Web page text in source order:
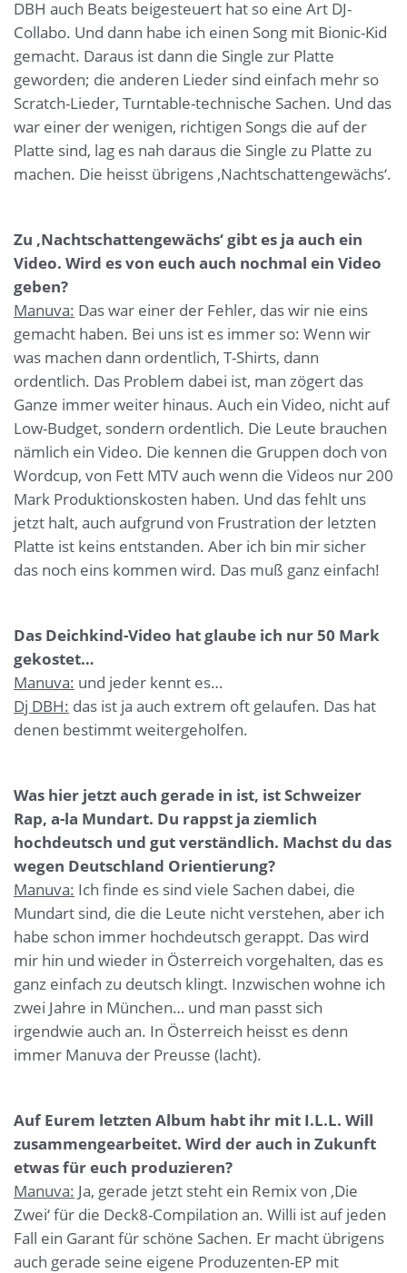
DBH auch Beats beigesteuert hat so eine Art DJ-
Collabo. Und dann habe ich einen Song mit Bionic-Kid
gemacht. Daraus ist dann die Single zur Platte
geworden; die anderen Lieder sind einfach mehr so
Scratch-Lieder, Turntable-technische Sachen. Und das
war einer der wenigen, richtigen Songs die auf der
Platte sind, lag es nah daraus die Single zu Platte zu
machen. Die heisst übrigens ‚Nachtschattengewächs‘.
Zu ‚Nachtschattengewächs‘ gibt es ja auch ein
Video. Wird es von euch auch nochmal ein Video
geben?
Manuva: Das war einer der Fehler, das wir nie eins
gemacht haben. Bei uns ist es immer so: Wenn wir
was machen dann ordentlich, T-Shirts, dann
ordentlich. Das Problem dabei ist, man zögert das
Ganze immer weiter hinaus. Auch ein Video, nicht auf
Low-Budget, sondern ordentlich. Die Leute brauchen
nämlich ein Video. Die kennen die Gruppen doch von
Wordcup, von Fett MTV auch wenn die Videos nur 200
Mark Produktionskosten haben. Und das fehlt uns
jetzt halt, auch aufgrund von Frustration der letzten
Platte ist keins entstanden. Aber ich bin mir sicher
das noch eins kommen wird. Das muß ganz einfach!
Das Deichkind-Video hat glaube ich nur 50 Mark
gekostet…
Manuva: und jeder kennt es…
Dj DBH: das ist ja auch extrem oft gelaufen. Das hat
denen bestimmt weitergeholfen.
Was hier jetzt auch gerade in ist, ist Schweizer
Rap, a-la Mundart. Du rappst ja ziemlich
hochdeutsch und gut verständlich. Machst du das
wegen Deutschland Orientierung?
Manuva: Ich finde es sind viele Sachen dabei, die
Mundart sind, die die Leute nicht verstehen, aber ich
habe schon immer hochdeutsch gerappt. Das wird
mir hin und wieder in Österreich vorgehalten, das es
ganz einfach zu deutsch klingt. Inzwischen wohne ich
zwei Jahre in München… und man passt sich
irgendwie auch an. In Österreich heisst es denn
immer Manuva der Preusse (lacht).
Auf Eurem letzten Album habt ihr mit I.L.L. Will
zusammengearbeitet. Wird der auch in Zukunft
etwas für euch produzieren?
Manuva: Ja, gerade jetzt steht ein Remix von ‚Die
Zwei‘ für die Deck8-Compilation an. Willi ist auf jeden
Fall ein Garant für schöne Sachen. Er macht übrigens
auch gerade seine eigene Produzenten-EP mit